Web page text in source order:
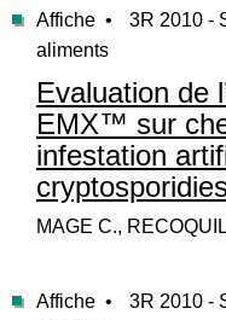
Affiche •
3R 2010 -
aliments
Evaluation de
EMX™ sur
infestation
MAGE C.,
Affiche •
3R 2010 -